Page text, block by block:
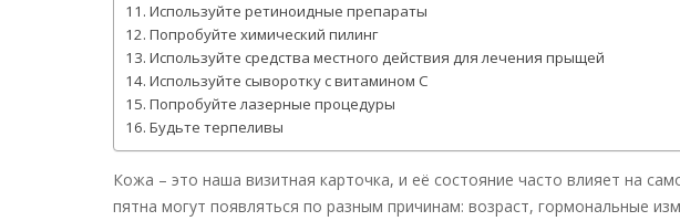
Используйте ретиноидные препараты
Попробуйте химический пилинг
Используйте средства местного действия для лечения прыщей
Используйте сыворотку с витамином С
Попробуйте лазерные процедуры
Будьте терпеливы
Кожа – это наша визитная карточка, и её состояние часто влияет на
пятна могут появляться по разным причинам: возраст, гормональные